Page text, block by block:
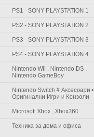
PS1 - SONY PLAYSTATION 1
PS2 - SONY PLAYSTATION 2
PS3 - SONY PLAYSTATION 3
PS4 - SONY PLAYSTATION 4
Nintendo Wii , Nintendo DS ,
Nintendo GameBoy
Nintendo Switch # Аксесоари •
Оригинални Игри и Конзоли
Microsoft Xbox , Xbox360
Техника за дома и офиса